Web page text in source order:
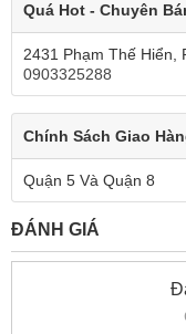
Quá Hot - Chuyên
2431 Phạm Thế Hiển,
0903325288
Chính Sách Giao
Quận 5 Và Quận 8
ĐÁNH GIÁ